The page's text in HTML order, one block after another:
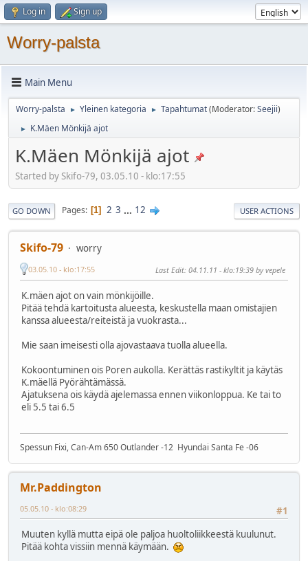
Log in Sign up
Worry-palsta
Main Menu
Worry-palsta ► Yleinen kategoria ► Tapahtumat(Moderator:Seejii)
► K.Mäen Mönkijä ajot
K.Mäen Mönkijä ajot
Started by Skifo-79, 03.05.10 - klo:17:55
GO DOWN Pages 1 2 3 ... 12 USER ACTIONS
Skifo-79 worry
03.05.10 - klo:17:55 Last Edit: 04.11.11 - klo:19:39 by vepele
K.mäen ajot on vain mönkijöille.
Pitää tehdä kartoitusta alueesta, keskustella maan omistajien
kanssa alueesta/reiteistä ja vuokrasta...
Mie saan imeisesti olla ajovastaava tuolla alueella.
Kokoontuminen ois Poren aukolla. Kerättäs rastikyltit ja käytäs
K.mäellä Pyörähtämässä.
Ajatuksena ois käydä ajelemassa ennen viikonloppua. Ke tai to
eli 5.5 tai 6.5
Spessun Fixi, Can-Am 650 Outlander -12 Hyundai Santa Fe -06
Mr.Paddington
#1
05.05.10 - klo:08:29
Muuten kyllä mutta eipä ole paljoa huoltoliikkeestä kuulunut.
Pitää kohta vissiin mennä käymään.